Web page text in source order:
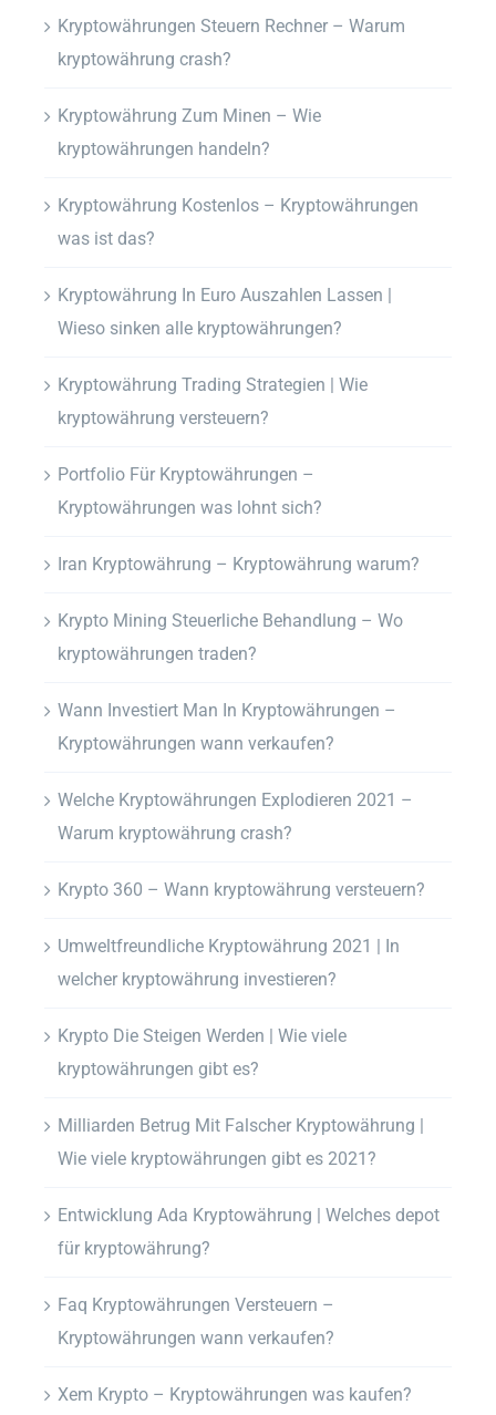
Kryptowährungen Steuern Rechner – Warum
kryptowährung crash?
Kryptowährung Zum Minen – Wie
kryptowährungen handeln?
Kryptowährung Kostenlos – Kryptowährungen
was ist das?
Kryptowährung In Euro Auszahlen Lassen |
Wieso sinken alle kryptowährungen?
Kryptowährung Trading Strategien | Wie
kryptowährung versteuern?
Portfolio Für Kryptowährungen –
Kryptowährungen was lohnt sich?
Iran Kryptowährung – Kryptowährung warum?
Krypto Mining Steuerliche Behandlung – Wo
kryptowährungen traden?
Wann Investiert Man In Kryptowährungen –
Kryptowährungen wann verkaufen?
Welche Kryptowährungen Explodieren 2021 –
Warum kryptowährung crash?
Krypto 360 – Wann kryptowährung versteuern?
Umweltfreundliche Kryptowährung 2021 | In
welcher kryptowährung investieren?
Krypto Die Steigen Werden | Wie viele
kryptowährungen gibt es?
Milliarden Betrug Mit Falscher Kryptowährung |
Wie viele kryptowährungen gibt es 2021?
Entwicklung Ada Kryptowährung | Welches depot
für kryptowährung?
Faq Kryptowährungen Versteuern –
Kryptowährungen wann verkaufen?
Xem Krypto – Kryptowährungen was kaufen?